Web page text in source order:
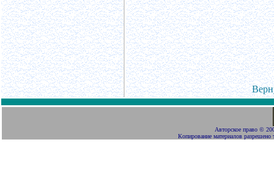
Авторское право ©
Копирование материалов